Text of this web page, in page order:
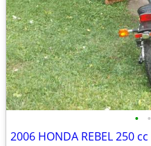
• •
2006 HONDA REBEL 250 cc